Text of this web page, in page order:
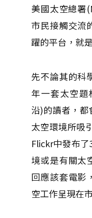
美國太空總署
市民接觸交流
躍的平台，就
先不論其的科
年一套太空題
沿)的讀者，都
太空環境所吸
Flickr中發布
境或是有關太
回應該套電影
空工作呈現在